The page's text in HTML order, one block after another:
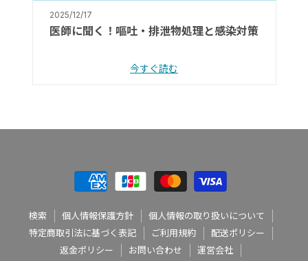
2025/12/17
医師に聞く！嘔吐・排泄物処理と感染対策
今すぐ読む
検索 個人情報保護方針
個人情報の取り扱いについて
特定商取引法に基づく表記
ご利用規約
配送ポリシー
返金ポリシー
お問い合わせ 運営会社